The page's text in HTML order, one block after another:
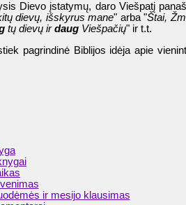
Dievo įstatymų, daro Viešpatį
dievų, išskyrus mane" arba "Štai,
tų dievų irdaug Viešpačių" ir t.t.
pagrindinė Biblijos idėja apie
ir mesijo klausimas